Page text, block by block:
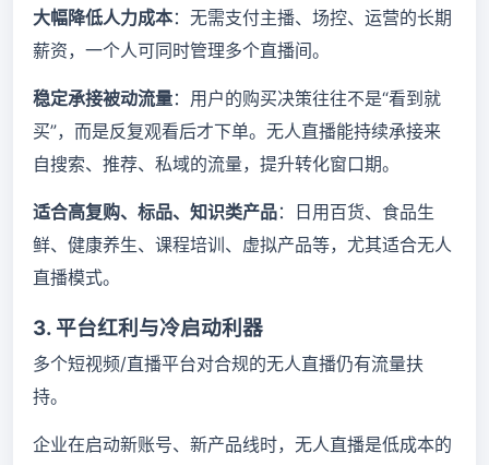
大幅降低人力成本：无需支付主播、场控、运营的长期
薪资，一个人可同时管理多个直播间。
稳定承接被动流量：用户的购买决策往往不是“看到就
买”，而是反复观看后才下单。无人直播能持续承接来
自搜索、推荐、私域的流量，提升转化窗口期。
适合高复购、标品、知识类产品：日用百货、食品生
鲜、健康养生、课程培训、虚拟产品等，尤其适合无人
直播模式。
3. 平台红利与冷启动利器
多个短视频/直播平台对合规的无人直播仍有流量扶
持。
企业在启动新账号、新产品线时，无人直播是低成本的